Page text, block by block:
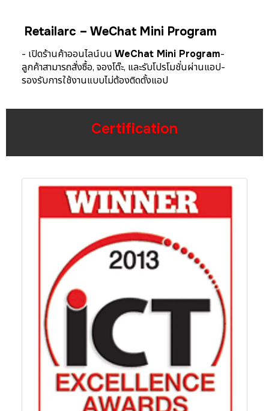
Retailarc – WeChat Mini Program
- เปิดร้านค้าออนไลน์บนWeChat Mini Program-
ลูกค้าสามารถสั่งซื้อ, จองโต๊ะ, และรับโปรโมชั่นผ่านแอป
รองรับการใช้งานแบบไม่ต้องติดตั้งแอป
Certification